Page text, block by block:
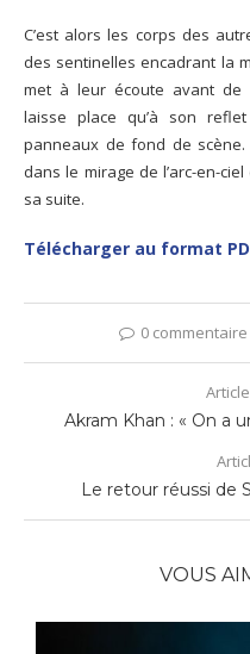
C’est alors les corps des
des sentinelles encadrant la
met à leur écoute avant de
laisse place qu’à son
panneaux de fond de
dans le mirage de l’arc-en-
sa suite.
Télécharger au format
0 commentaire
Akram Khan : « On a
Le retour réussi de
VOUS